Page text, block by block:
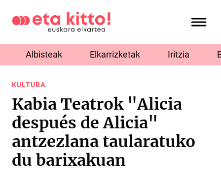
Albisteak Elkarrizketak Iritzia
KULTURA
Kabia Teatrok "Alicia
después de Alicia"
antzezlana taularatuko
du barixakuan